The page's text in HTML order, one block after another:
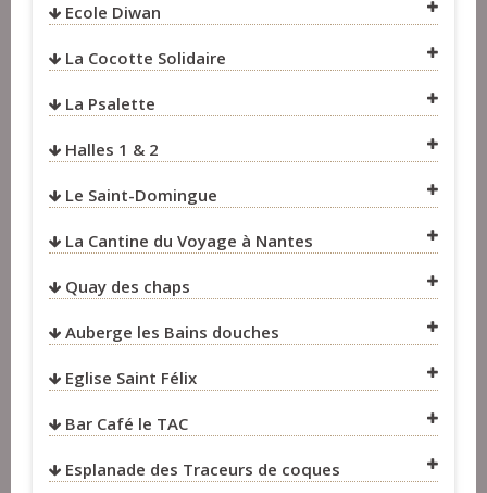
VOIR SUR LA CARTE
Ecole Diwan
VOIR SUR LA CARTE
La Cocotte Solidaire
VOIR SUR LA CARTE
La Psalette
VOIR SUR LA CARTE
Halles 1 & 2
Le Saint-Domingue
La Cantine du Voyage à Nantes
Quay des chaps
VOIR SUR LA CARTE
Auberge les Bains douches
VOIR SUR LA CARTE
Eglise Saint Félix
Bar Café le TAC
VOIR SUR LA CARTE
Esplanade des Traceurs de coques